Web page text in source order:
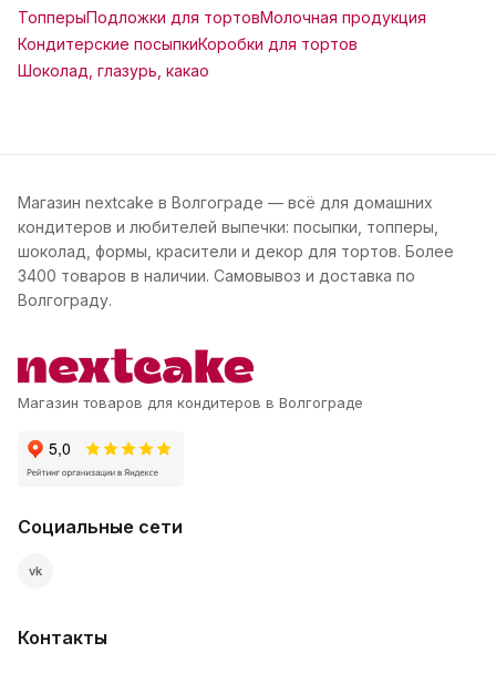
ТопперыПодложки для тортовМолочная продукция
Кондитерские посыпкиКоробки для тортов
Шоколад, глазурь, какао
Магазин nextcake в Волгограде — всё для домашних
кондитеров и любителей выпечки: посыпки, топперы,
шоколад, формы, красители и декор для тортов. Более
3400 товаров в наличии. Самовывоз и доставка по
Волгограду.
Магазин товаров для кондитеров в Волгограде
Социальные сети
vk
Контакты